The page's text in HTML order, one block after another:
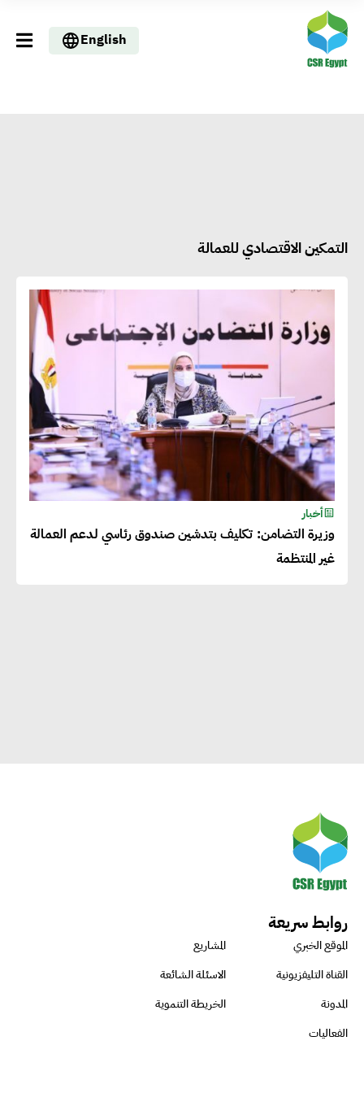
English
التمكين الاقتصادي للعمالة
أخبار
وزيرة التضامن: تكليف بتدشين صندوق رئاسي لدعم العمالة
غير المنتظمة
روابط سريعة
الموقع الخبري
المشاريع
القناة التليفزيونية
الاسئلة الشائعة
المدونة
الخريطة التنموية
الفعاليات